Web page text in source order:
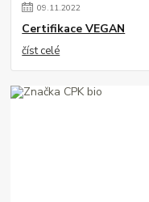
09.11.2022
Certifikace VEGAN
číst celé